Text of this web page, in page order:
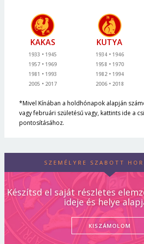
KAKAS
1933
1945
1957
1969
1981
1993
2005
2017
KUTYA
1934
1946
1958
1970
1982
1994
2006
2018
*Mivel Kínában a holdhónapok alapján
vagy februári születésű vagy, kattints ide a
pontosításához.
SZEMÉLYRE SZABOTT
Készítsd el saját részletes
ideje és helye
KISZÁMOLOM